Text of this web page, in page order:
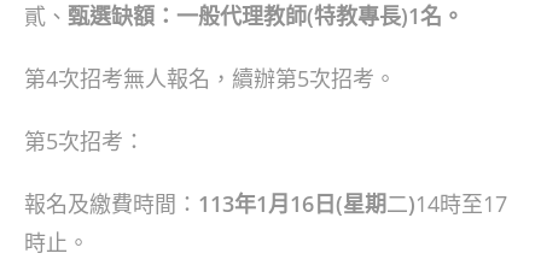
貳、 甄選缺額：一般代理教師(特教專長)1名。
第4次招考無人報名，續辦第5次招考。
第5次招考：
報名及繳費時間： 113年1月16日(星期二)14時至17
時止。